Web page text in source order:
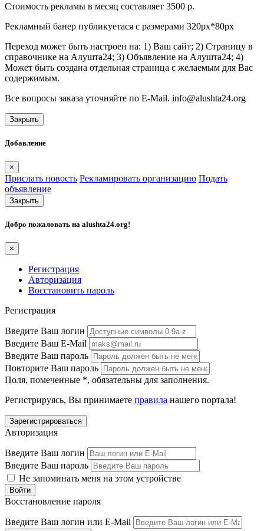
Стоимость рекламы в месяц составляет 3500 р.
Рекламный банер публикуетася с размерами 320px*80px
Переход может быть настроен на: 1) Ваш сайт; 2) Страницу в
справочнике на Алушта24; 3) Объявление на Алушта24; 4)
Может быть создана отдельная страница с желаемым для Вас
содержимым.
Все вопросы заказа уточняйте по E-Mail. info@alushta24.org
Закрыть
Добавление
×
Прислать новость Рекламировать организацию Подать
объявление
Закрыть
Добро пожаловать на alushta24.org!
×
Регистрация
Авторизация
Восстановить пароль
Регистрация
Введите Ваш логин
Введите Ваш E-Mail
Введите Ваш пароль
Повторите Ваш пароль
Поля, помеченные *, обязательны для заполнения.
Регистрируясь, Вы принимаете правила нашего портала!
Авторизация
Введите Ваш логин
Введите Ваш пароль
Не запоминать меня на этом устройстве
Восстановление пароля
Введите Ваш логин или E-Mail